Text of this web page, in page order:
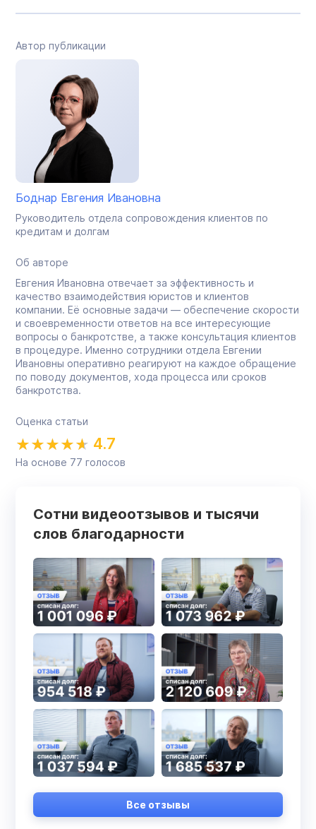
Автор публикации
Боднар Евгения Ивановна
Руководитель отдела сопровождения клиентов по
кредитам и долгам
Об авторе
Евгения Ивановна отвечает за эффективность и
качество взаимодействия юристов и клиентов
компании. Её основные задачи — обеспечение скорости
и своевременности ответов на все интересующие
вопросы о банкротстве, а также консультация клиентов
в процедуре. Именно сотрудники отдела Евгении
Ивановны оперативно реагируют на каждое обращение
по поводу документов, хода процесса или сроков
банкротства.
Оценка статьи
4.7
На основе 77 голосов
Сотни видеоотзывов и тысячи
слов благодарности
Все отзывы